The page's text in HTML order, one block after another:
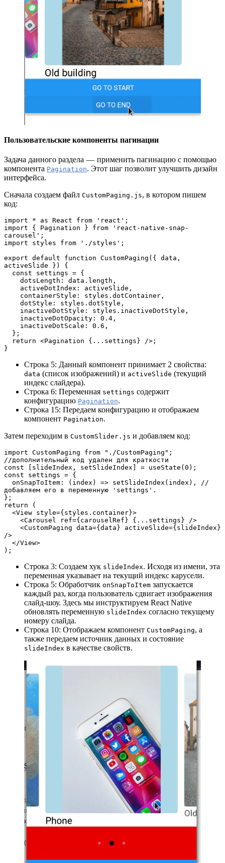
Пользовательские компоненты пагинации
Задача данного раздела — применить пагинацию с помощью
компонента Pagination. Этот шаг позволит улучшить дизайн
интерфейса.
Сначала создаем файл CustomPaging.js, в котором пишем
код:
import * as React from 'react';
import { Pagination } from 'react-native-snap-
carousel';
import styles from './styles';
export default function CustomPaging({ data,
activeSlide }) {
  const settings = {
    dotsLength: data.length,
    activeDotIndex: activeSlide,
    containerStyle: styles.dotContainer,
    dotStyle: styles.dotStyle,
    inactiveDotStyle: styles.inactiveDotStyle,
    inactiveDotOpacity: 0.4,
    inactiveDotScale: 0.6,
  };
  return <Pagination {...settings} />;
}
Строка 5: Данный компонент принимает 2 свойства:
data (список изображений) и activeSlide (текущий
индекс слайдера).
Строка 6: Переменная settings содержит
конфигурацию Pagination.
Строка 15: Передаем конфигурацию и отображаем
компонент Pagination.
Затем переходим в CustomSlider.js и добавляем код:
import CustomPaging from "./CustomPaging";
//дополнительный код удален для краткости
const [slideIndex, setSlideIndex] = useState(0);
const settings = {
добавляем его в переменную 'settings'.
};
return (
  <View style={styles.container}>
    <Carousel ref={carouselRef} {...settings} />
/>
  </View>
);
Строка 3: Создаем хук slideIndex. Исходя из имени, эта
переменная указывает на текущий индекс карусели.
Строка 5: Обработчик onSnapToItem запускается
каждый раз, когда пользователь сдвигает изображения
слайд-шоу. Здесь мы инструктируем React Native
обновлять переменную slideIndex согласно текущему
номеру слайда.
Строка 10: Отображаем компонент CustomPaging, а
также передаем источник данных и состояние
slideIndex в качестве свойств.